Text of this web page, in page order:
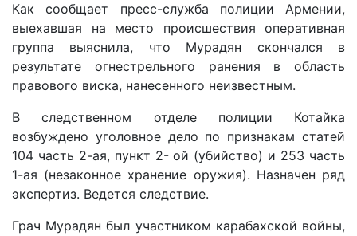
Как сообщает пресс-служба полиции Армении,
выехавшая на место происшествия оперативная
группа выяснила, что Мурадян скончался в
результате огнестрельного ранения в область
правового виска, нанесенного неизвестным.
В следственном отделе полиции Котайка
возбуждено уголовное дело по признакам статей
104 часть 2-ая, пункт 2- ой (убийство) и 253 часть
1-ая (незаконное хранение оружия). Назначен ряд
экспертиз. Ведется следствие.
Грач Мурадян был участником карабахской войны,